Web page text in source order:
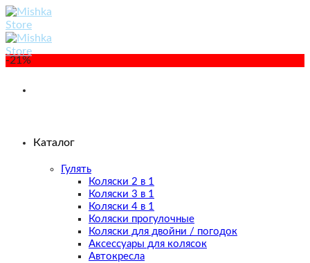
Skip
to
content
Каталог
Гулять
Коляски 2 в 1
Коляски 3 в 1
Коляски 4 в 1
Коляски прогулочные
Коляски для двойни / погодок
Аксессуары для колясок
Автокресла
-21%